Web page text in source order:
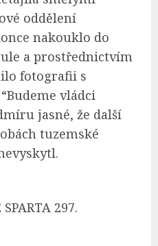
oddělení
nakouklo do
a prostřednictvím
fotografii s
vládci
jasné, že další
tuzemské
SPARTA 297.